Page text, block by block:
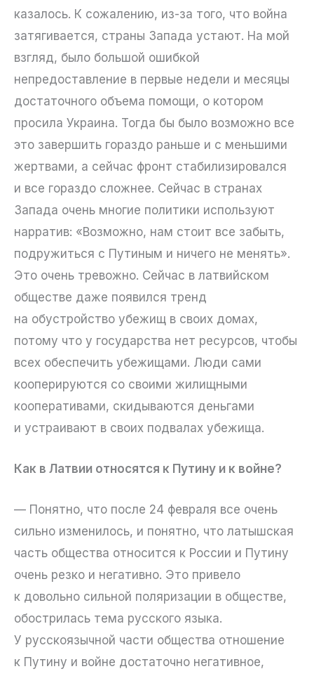
казалось. К сожалению, из-за того, что война
затягивается, страны Запада устают. На мой
взгляд, было большой ошибкой
непредоставление в первые недели и месяцы
достаточного объема помощи, о котором
просила Украина. Тогда бы было возможно все
это завершить гораздо раньше и с меньшими
жертвами, а сейчас фронт стабилизировался
и все гораздо сложнее. Сейчас в странах
Запада очень многие политики используют
нарратив: «Возможно, нам стоит все забыть,
подружиться с Путиным и ничего не менять».
Это очень тревожно. Сейчас в латвийском
обществе даже появился тренд
на обустройство убежищ в своих домах,
потому что у государства нет ресурсов, чтобы
всех обеспечить убежищами. Люди сами
кооперируются со своими жилищными
кооперативами, скидываются деньгами
и устраивают в своих подвалах убежища.
Как в Латвии относятся к Путину и к войне?
— Понятно, что после 24 февраля все очень
сильно изменилось, и понятно, что латышская
часть общества относится к России и Путину
очень резко и негативно. Это привело
к довольно сильной поляризации в обществе,
обострилась тема русского языка.
У русскоязычной части общества отношение
к Путину и войне достаточно негативное,